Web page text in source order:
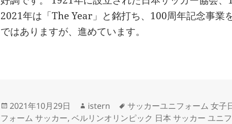
2021年は「The Year」と銘打ち、100周年記念事業
ではありますが、進めています。
投
稿
2021年10月29日
作
成
istern
タ
グ
サッカーユニフォーム 女子
フォーム サッカー,ベルリンオリンピック 日本 サッカー ユニ